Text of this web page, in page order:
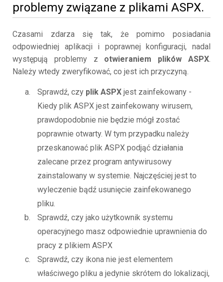
problemy związane z plikami ASPX.
Czasami zdarza się tak, że pomimo posiadania
odpowiedniej aplikacji i poprawnej konfiguracji, nadal
występują problemy z otwieraniem plików ASPX.
Należy wtedy zweryfikować, co jest ich przyczyną.
Sprawdź, czy plik ASPX jest zainfekowany -
Kiedy plik ASPX jest zainfekowany wirusem,
prawdopodobnie nie będzie mógł zostać
poprawnie otwarty. W tym przypadku należy
przeskanować plik ASPX podjąć działania
zalecane przez program antywirusowy
zainstalowany w systemie. Najczęściej jest to
wyleczenie bądź usunięcie zainfekowanego
pliku.
Sprawdź, czy jako użytkownik systemu
operacyjnego masz odpowiednie uprawnienia do
pracy z plikiem ASPX
Sprawdź, czy ikona nie jest elementem
właściwego pliku a jedynie skrótem do lokalizacji,